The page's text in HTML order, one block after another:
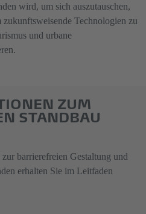
wird, um sich auszutauschen,
Technologien zu
und urbane
ZUM
STANDBAU
barrierefreien Gestaltung und
erhalten Sie im Leitfaden